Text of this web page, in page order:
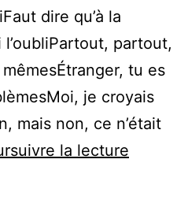
dire qu’à la
partout,
tu es
je croyais
mais non, ce n’était
la lecture